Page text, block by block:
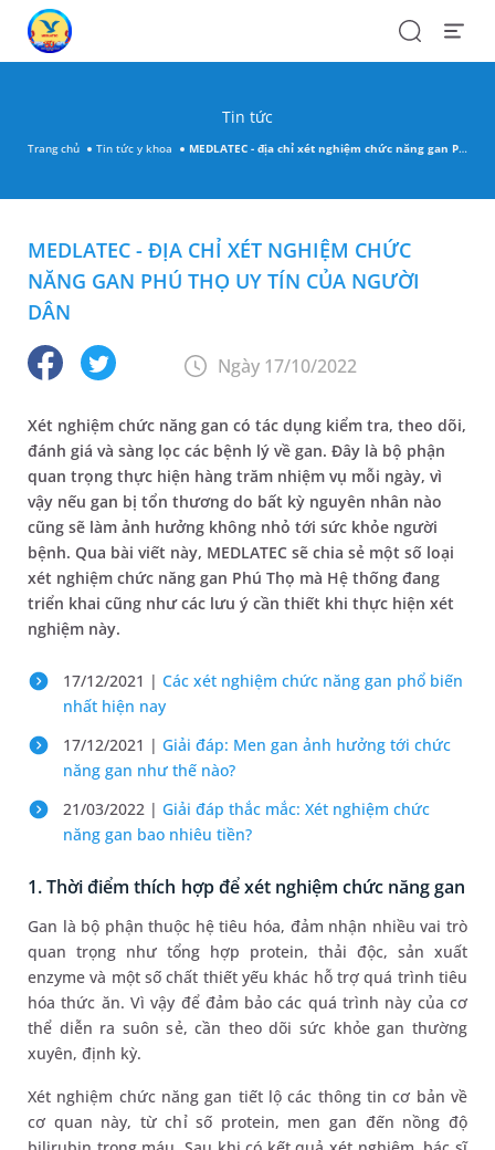
SearchOpen
Tin tức
Trang chủ Tin tức y khoa MEDLATEC - địa chỉ xét nghiệm chức năng gan Phú Thọ uy tín của người dân
MEDLATEC - ĐỊA CHỈ XÉT NGHIỆM CHỨC
NĂNG GAN PHÚ THỌ UY TÍN CỦA NGƯỜI
DÂN
Ngày 17/10/2022
Xét nghiệm chức năng gan có tác dụng kiểm tra, theo dõi,
đánh giá và sàng lọc các bệnh lý về gan. Đây là bộ phận
quan trọng thực hiện hàng trăm nhiệm vụ mỗi ngày, vì
vậy nếu gan bị tổn thương do bất kỳ nguyên nhân nào
cũng sẽ làm ảnh hưởng không nhỏ tới sức khỏe người
bệnh. Qua bài viết này, MEDLATEC sẽ chia sẻ một số loại
xét nghiệm chức năng gan Phú Thọ mà Hệ thống đang
triển khai cũng như các lưu ý cần thiết khi thực hiện xét
nghiệm này.
17/12/2021 | Các xét nghiệm chức năng gan phổ biến
nhất hiện nay
17/12/2021 | Giải đáp: Men gan ảnh hưởng tới chức
năng gan như thế nào?
21/03/2022 | Giải đáp thắc mắc: Xét nghiệm chức
năng gan bao nhiêu tiền?
1. Thời điểm thích hợp để xét nghiệm chức năng gan
Gan là bộ phận thuộc hệ tiêu hóa, đảm nhận nhiều vai trò
quan trọng như tổng hợp protein, thải độc, sản xuất
enzyme và một số chất thiết yếu khác hỗ trợ quá trình tiêu
hóa thức ăn. Vì vậy để đảm bảo các quá trình này của cơ
thể diễn ra suôn sẻ, cần theo dõi sức khỏe gan thường
xuyên, định kỳ.
Xét nghiệm chức năng gan tiết lộ các thông tin cơ bản về
cơ quan này, từ chỉ số protein, men gan đến nồng độ